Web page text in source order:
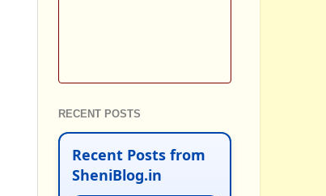
RECENT POSTS
Recent Posts from
SheniBlog.in